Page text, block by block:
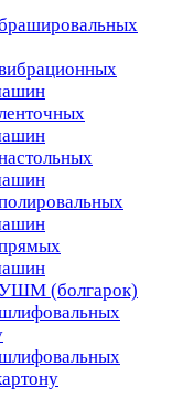
УШМ (болгарок)